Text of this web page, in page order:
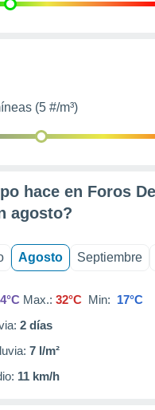
(5 #/m³)
hace en Foros
agosto?
Agosto Septiembre
Max.: 32°C Min: 17°C
2 días
7 l/m²
11 km/h